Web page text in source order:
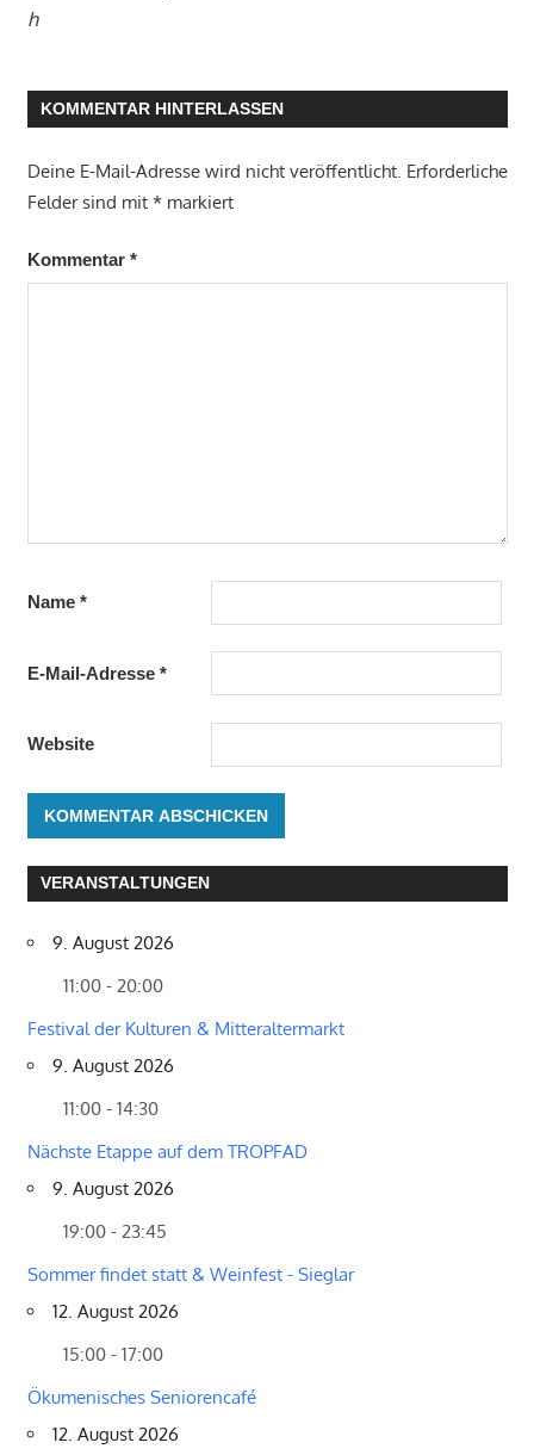
h
KOMMENTAR HINTERLASSEN
Deine E-Mail-Adresse wird nicht veröffentlicht. Erforderliche
Felder sind mit *markiert
Kommentar *
Name *
E-Mail-Adresse *
Website
VERANSTALTUNGEN
9. August 2026
11:00 - 20:00
Festival der Kulturen & Mitteraltermarkt
9. August 2026
11:00 - 14:30
Nächste Etappe auf dem TROPFAD
9. August 2026
19:00 - 23:45
Sommer findet statt & Weinfest - Sieglar
12. August 2026
15:00 - 17:00
Ökumenisches Seniorencafé
12. August 2026